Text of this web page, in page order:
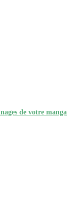
de votre manga